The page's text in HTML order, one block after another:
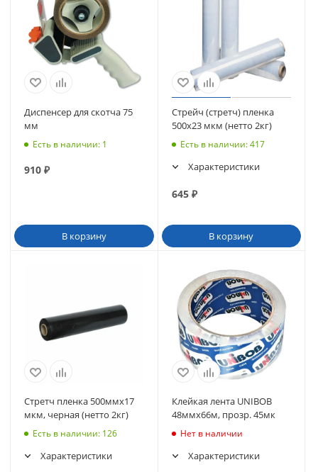
Диспенсер для скотча 75
мм
Есть в наличии: 1
910 ₽
В корзину
Стрейч (стретч) пленка
500х23 мкм (нетто 2кг)
Есть в наличии: 417
Характеристики
645₽
В корзину
Стретч пленка 500ммх17
мкм, черная (нетто 2кг)
Есть в наличии: 126
Характеристики
Клейкая лента UNIBOB
48ммх66м, прозр. 45мк
Нет в наличии
Характеристики